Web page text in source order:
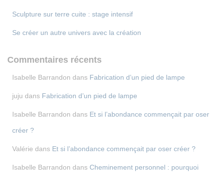
Sculpture sur terre cuite : stage intensif
Se créer un autre univers avec la création
Commentaires récents
Isabelle Barrandon dans Fabrication d’un pied de lampe
juju dans Fabrication d’un pied de lampe
Isabelle Barrandon dans Et si l’abondance commençait par oser
créer ?
Valérie dans Et si l’abondance commençait par oser créer ?
Isabelle Barrandon dans Cheminement personnel : pourquoi